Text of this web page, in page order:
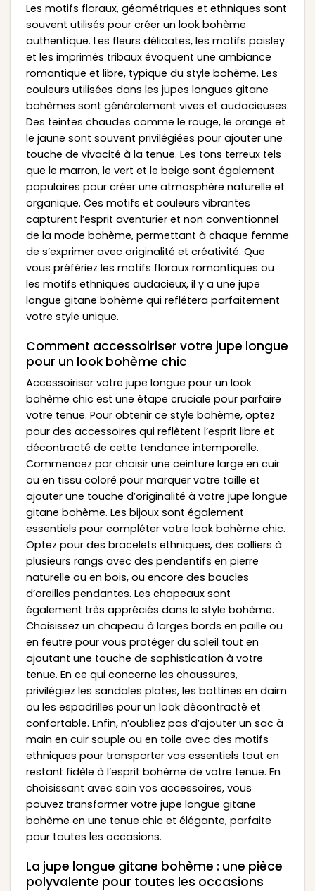
Les motifs floraux, géométriques et ethniques sont
souvent utilisés pour créer un look bohème
authentique. Les fleurs délicates, les motifs paisley
et les imprimés tribaux évoquent une ambiance
romantique et libre, typique du style bohème. Les
couleurs utilisées dans les jupes longues gitane
bohèmes sont généralement vives et audacieuses.
Des teintes chaudes comme le rouge, le orange et
le jaune sont souvent privilégiées pour ajouter une
touche de vivacité à la tenue. Les tons terreux tels
que le marron, le vert et le beige sont également
populaires pour créer une atmosphère naturelle et
organique. Ces motifs et couleurs vibrantes
capturent l’esprit aventurier et non conventionnel
de la mode bohème, permettant à chaque femme
de s’exprimer avec originalité et créativité. Que
vous préfériez les motifs floraux romantiques ou
les motifs ethniques audacieux, il y a une jupe
longue gitane bohème qui reflétera parfaitement
votre style unique.
Comment accessoiriser votre jupe longue
pour un look bohème chic
Accessoiriser votre jupe longue pour un look
bohème chic est une étape cruciale pour parfaire
votre tenue. Pour obtenir ce style bohème, optez
pour des accessoires qui reflètent l’esprit libre et
décontracté de cette tendance intemporelle.
Commencez par choisir une ceinture large en cuir
ou en tissu coloré pour marquer votre taille et
ajouter une touche d’originalité à votre jupe longue
gitane bohème. Les bijoux sont également
essentiels pour compléter votre look bohème chic.
Optez pour des bracelets ethniques, des colliers à
plusieurs rangs avec des pendentifs en pierre
naturelle ou en bois, ou encore des boucles
d’oreilles pendantes. Les chapeaux sont
également très appréciés dans le style bohème.
Choisissez un chapeau à larges bords en paille ou
en feutre pour vous protéger du soleil tout en
ajoutant une touche de sophistication à votre
tenue. En ce qui concerne les chaussures,
privilégiez les sandales plates, les bottines en daim
ou les espadrilles pour un look décontracté et
confortable. Enfin, n’oubliez pas d’ajouter un sac à
main en cuir souple ou en toile avec des motifs
ethniques pour transporter vos essentiels tout en
restant fidèle à l’esprit bohème de votre tenue. En
choisissant avec soin vos accessoires, vous
pouvez transformer votre jupe longue gitane
bohème en une tenue chic et élégante, parfaite
pour toutes les occasions.
La jupe longue gitane bohème : une pièce
polyvalente pour toutes les occasions